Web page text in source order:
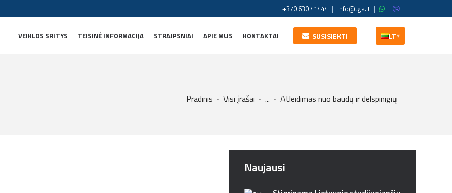
+370 630 41444 | info@tga.lt | |
VEIKLOS SRITYS TEISINĖ INFORMACIJA STRAIPSNIAI APIE MUS KONTAKTAI SUSISIEKTI LT▾
Pradinis Visi įrašai ... Atleidimas nuo baudų ir delspinigių
Naujausi